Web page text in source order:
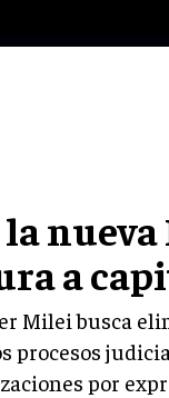
a
Milei busca
procesos
por